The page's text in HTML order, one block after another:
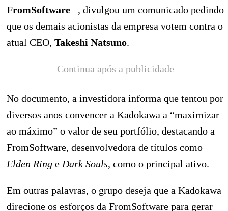
FromSoftware–, divulgou um comunicado pedindo
que os demais acionistas da empresa votem contra o
atual CEO, Takeshi Natsuno.
Continua após a publicidade
No documento, a investidora informa que tentou por
diversos anos convencer a Kadokawa a “maximizar
ao máximo” o valor de seu portfólio, destacando a
FromSoftware, desenvolvedora de títulos como
Elden Ring e Dark Souls, como o principal ativo.
Em outras palavras, o grupo deseja que a Kadokawa
direcione os esforços da FromSoftware para gerar